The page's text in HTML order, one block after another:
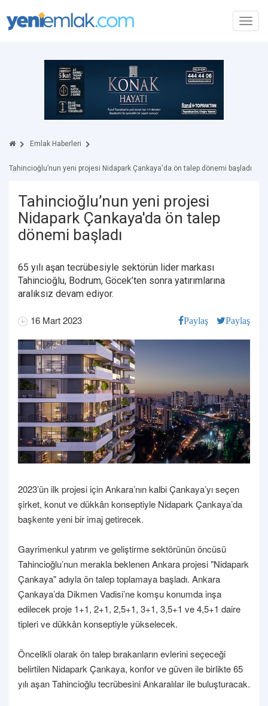
Emlak Haberleri
Tahincioğlu’nun yeni projesi Nidapark Çankaya'da ön talep dönemi başladı
Tahincioğlu’nun yeni projesi
Nidapark Çankaya'da ön talep
dönemi başladı
65 yılı aşan tecrübesiyle sektörün lider markası
Tahincioğlu, Bodrum, Göcek’ten sonra yatırımlarına
aralıksız devam ediyor.
16 Mart 2023 Paylaş Paylaş
2023’ün ilk projesi için Ankara’nın kalbi Çankaya’yı seçen
şirket, konut ve dükkân konseptiyle Nidapark Çankaya’da
başkente yeni bir imaj getirecek.
Gayrimenkul yatırım ve geliştirme sektörünün öncüsü
Tahincioğlu’nun merakla beklenen Ankara projesi "Nidapark
Çankaya" adıyla ön talep toplamaya başladı. Ankara
Çankaya’da Dikmen Vadisi’ne komşu konumda inşa
edilecek proje 1+1, 2+1, 2,5+1, 3+1, 3,5+1 ve 4,5+1 daire
tipleri ve dükkân konseptiyle yükselecek.
Öncelikli olarak ön talep bırakanların evlerini seçeceği
belirtilen Nidapark Çankaya, konfor ve güven ile birlikte 65
yılı aşan Tahincioğlu tecrübesini Ankaralılar ile buluşturacak.